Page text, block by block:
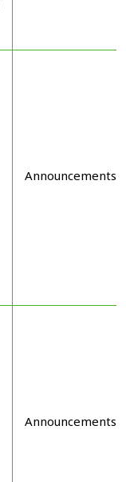
Announcements
Announcements